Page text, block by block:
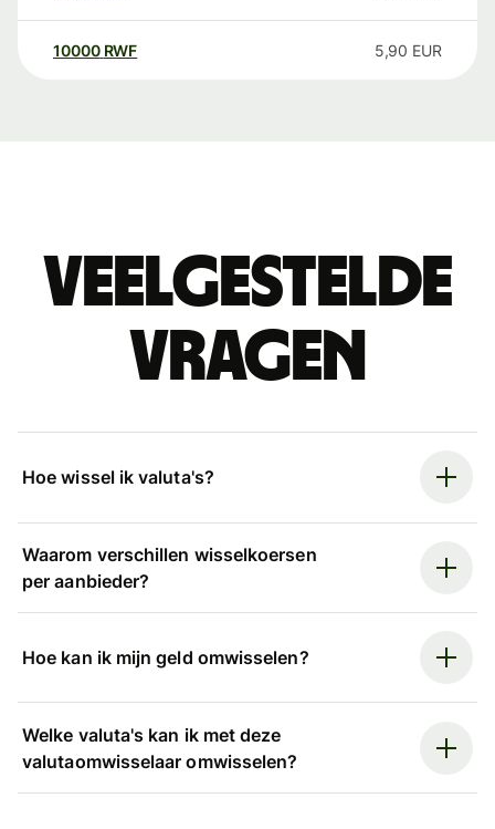
10000 RWF 5,90 EUR
Veelgestelde
vragen
Hoe wissel ik valuta's?
Waarom verschillen wisselkoersen
per aanbieder?
Hoe kan ik mijn geld omwisselen?
Welke valuta's kan ik met deze
valutaomwisselaar omwisselen?